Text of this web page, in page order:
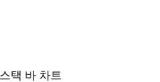
택 바 차트